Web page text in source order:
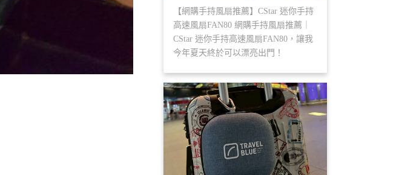
【網購手持風扇推薦】CStar 迷你手持
高速風扇FAN80 網購手持風扇推薦｜
CStar 迷你手持高速風扇FAN80，讓我
今年夏天終於可以漂亮出門！